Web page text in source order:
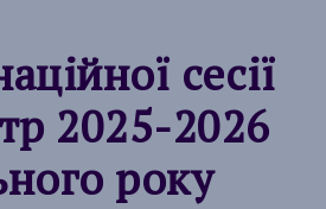
сесії
2025-2026
року